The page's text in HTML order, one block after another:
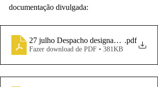
documentação divulgada:
27 julho Despacho designação de
.pdf
Fazer download de PDF • 381KB